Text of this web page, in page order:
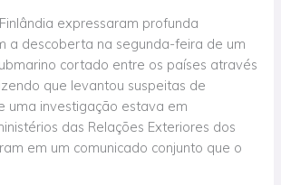
expressaram profunda
a descoberta na segunda-feira de um
cortado entre os países através
que levantou suspeitas de
uma investigação estava em
das Relações Exteriores dos
em um comunicado conjunto que o